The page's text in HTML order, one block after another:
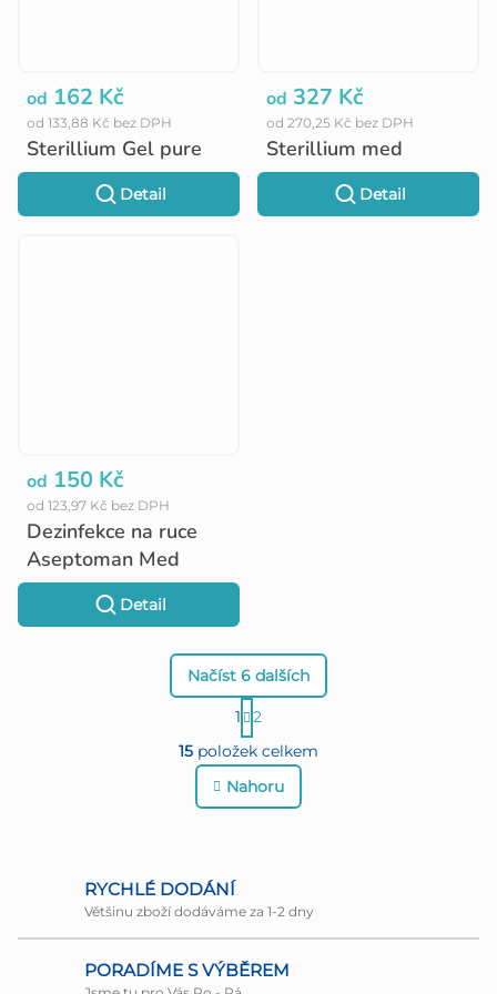
Sterillium Gel pure
od 133,88 Kč bez DPH
od 162 Kč
Detail
Sterillium med
od 270,25 Kč bez DPH
od 327 Kč
Detail
Dezinfekce na ruce
Aseptoman Med
od 123,97 Kč bez DPH
od 150 Kč
Detail
O
v
l
a
c
Načíst 6 dalších
S
t
r
á
o
v
á
1
2
15 položek celkem
Nahoru
RYCHLÉ DODÁNÍ
Většinu zboží dodáváme za 1-2 dny
PORADÍME S VÝBĚREM